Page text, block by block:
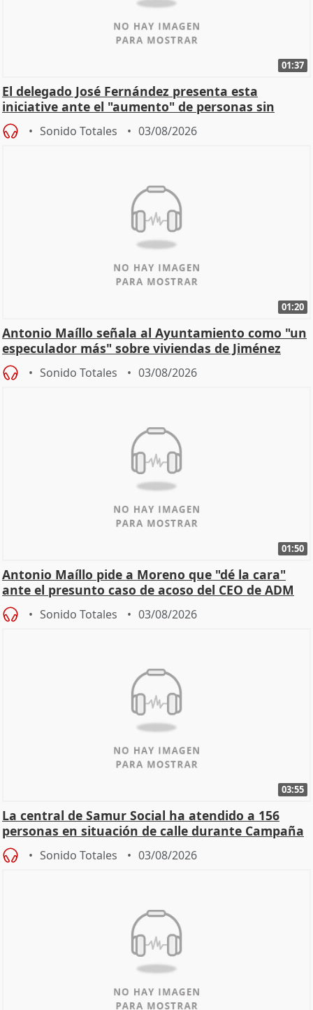
01:37
El delegado José Fernández presenta esta
iniciative ante el "aumento" de personas sin
hogar en Madri
Sonido Totales 03/08/2026
01:20
Antonio Maíllo señala al Ayuntamiento como "un
especulador más" sobre viviendas de Jiménez
Becerril
Sonido Totales 03/08/2026
01:50
Antonio Maíllo pide a Moreno que "dé la cara"
ante el presunto caso de acoso del CEO de ADM
Sonido Totales 03/08/2026
03:55
La central de Samur Social ha atendido a 156
personas en situación de calle durante Campaña
de Calor
Sonido Totales 03/08/2026